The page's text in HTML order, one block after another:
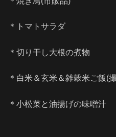
＊トマトサラダ
＊切り干し大根の煮物
＊白米＆玄米＆雑穀米ご飯(
＊小松菜と油揚げの味噌汁